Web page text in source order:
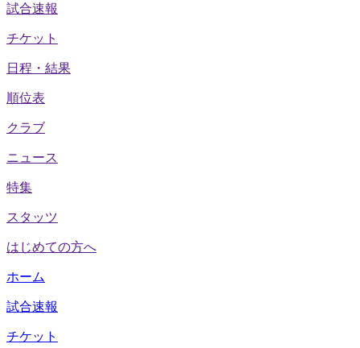
試合速報
チケット
日程・結果
順位表
クラブ
ニュース
特集
スタッツ
はじめての方へ
ホーム
試合速報
チケット